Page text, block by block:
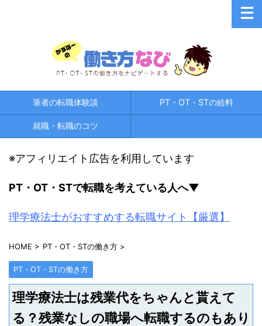
筆者の転職体験談 PT・OT・STの給料
就職・転職のコツ
※アフィリエイト広告を利用しています
PT・OT・STで転職を考えている人へ▼
理学療法士がおすすめする転職サイト【厳選】
HOME > PT・OT・STの働き方 >
PT・OT・STの働き方
理学療法士は残業代をちゃんと貰えて
る？残業なしの職場へ転職するのもあり